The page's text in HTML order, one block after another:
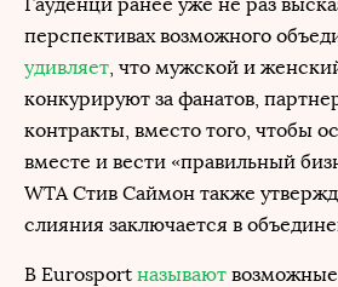
перспективах возможного
удивляет, что мужской и
конкурируют за фанатов,
контракты, вместо того, чтобы
вместе и вести «правильный
WTA Стив Саймон также
слияния заключается в
В Eurosport называют